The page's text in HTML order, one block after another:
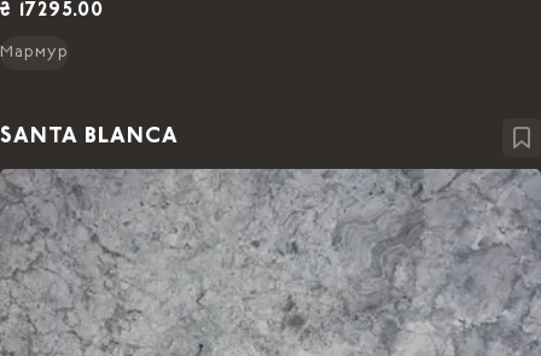
₴ 17295.00
Мармур
SANTA BLANCA